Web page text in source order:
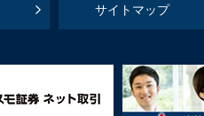
サイトマップ